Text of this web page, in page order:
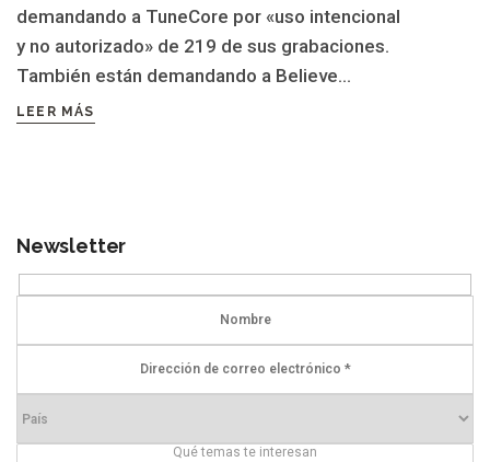
demandando a TuneCore por «uso intencional
y no autorizado» de 219 de sus grabaciones.
También están demandando a Believe...
LEER MÁS
Newsletter